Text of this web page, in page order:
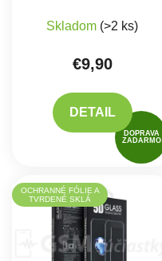
DOPRAVA
ZADARMO
Skladom (>2 ks)
€9,90
DETAIL
OCHRANNÉ FÓLIE A
TVRDENÉ SKLÁ